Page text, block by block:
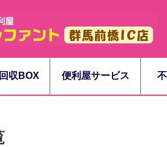
収BOX 便利屋サービス